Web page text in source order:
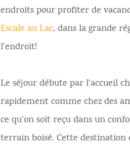
endroits pour profiter de
Escale au Lac, dans la grande
l’endroit!
Le séjour débute par l’accueil
rapidement comme chez des
ce qu’on soit reçu dans un
terrain boisé. Cette